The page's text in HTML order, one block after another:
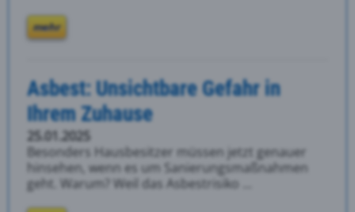
mehr
Asbest: Unsichtbare Gefahr in
Ihrem Zuhause
25.01.2025
Besonders Hausbesitzer müssen jetzt genauer
hinsehen, wenn es um Sanierungsmaßnahmen
geht. Warum? Weil das Asbestrisiko ...